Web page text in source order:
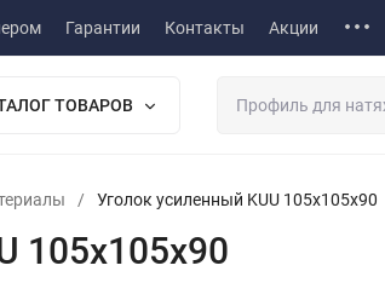
Гарантии Контакты Акции
ТОВАРОВ
/ Уголок усиленный KUU 105x105x90
105x105x90